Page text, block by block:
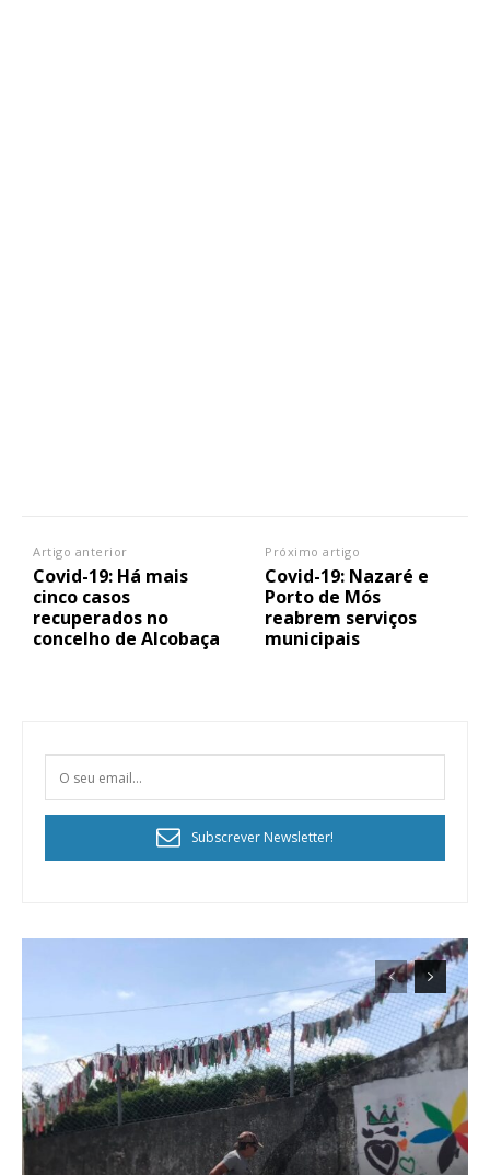
ASSINATURA
IMPRESSA
€
Edição em papel entregue à Quinta-feira em sua
casa
Acesso aos conteúdos Exclusivos para
assinantes
ASSINATURA
DIGITAL ANUAL
16€
Artigo anterior
Covid-19: Há mais
cinco casos
recuperados no
concelho de Alcobaça
Próximo artigo
Covid-19: Nazaré e
Porto de Mós
reabrem serviços
municipais
Subscrever Newsletter!